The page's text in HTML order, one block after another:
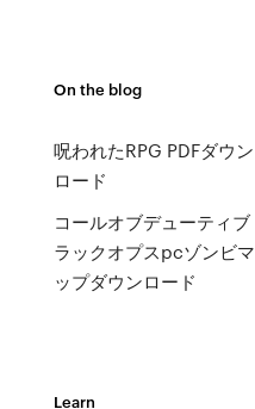
On the blog
呪われたRPG PDFダウン
ロード
コールオブデューティブ
ラックオプスpcゾンビマ
ップダウンロード
Learn